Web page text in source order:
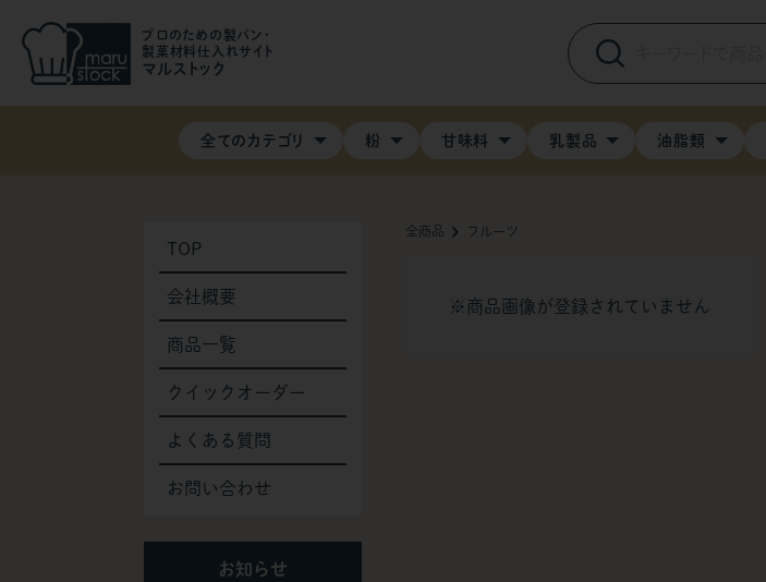
プロのための製パン・
製菓材料仕入れサイト
マルストック
全てのカテゴリ 粉 甘味料 乳製品 油脂類
全商品 フルーツ
※商品画像が登録されていません
TOP
会社概要
商品一覧
クイックオーダー
よくある質問
お問い合わせ
お知らせ